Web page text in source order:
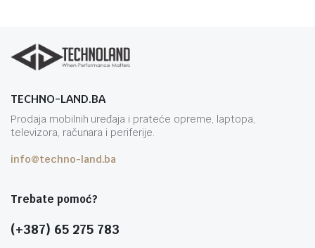
TECHNO-LAND.BA
Prodaja mobilnih uređaja i prateće opreme, laptopa,
televizora, računara i periferije.
info@techno-land.ba
Trebate pomoć?
(+387) 65 275 783